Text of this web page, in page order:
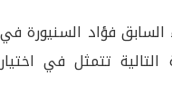
السابق فؤاد السنيورة في
تتمثل في اختيار